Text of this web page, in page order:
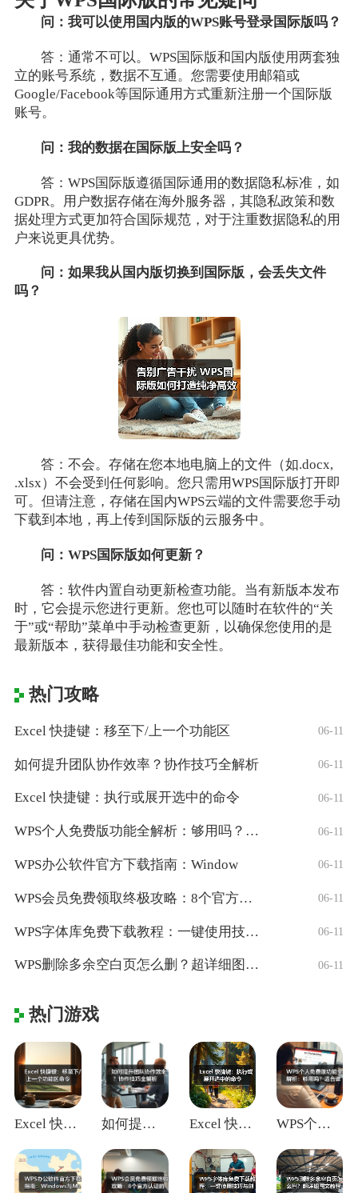
问：我可以使用国内版的WPS账号登录国际版吗？
答：通常不可以。WPS国际版和国内版使用两套独
立的账号系统，数据不互通。您需要使用邮箱或
Google/Facebook等国际通用方式重新注册一个国际版
账号。
问：我的数据在国际版上安全吗？
答：WPS国际版遵循国际通用的数据隐私标准，如
GDPR。用户数据存储在海外服务器，其隐私政策和数
据处理方式更加符合国际规范，对于注重数据隐私的用
户来说更具优势。
问：如果我从国内版切换到国际版，会丢失文件
吗？
答：不会。存储在您本地电脑上的文件（如.docx,
.xlsx）不会受到任何影响。您只需用WPS国际版打开即
可。但请注意，存储在国内WPS云端的文件需要您手动
下载到本地，再上传到国际版的云服务中。
问：WPS国际版如何更新？
答：软件内置自动更新检查功能。当有新版本发布
时，它会提示您进行更新。您也可以随时在软件的“关
于”或“帮助”菜单中手动检查更新，以确保您使用的是
最新版本，获得最佳功能和安全性。
热门攻略
Excel 快捷键：移至下/上一个功能区 06-11
如何提升团队协作效率？协作技巧全解析 06-11
Excel 快捷键：执行或展开选中的命令 06-11
WPS个人免费版功能全解析：够用吗？适合 06-11
WPS办公软件官方下载指南：Window 06-11
WPS会员免费领取终极攻略：8个官方认证 06-11
WPS字体库免费下载教程：一键使用技巧与 06-11
WPS删除多余空白页怎么删？超详细图文教 06-11
热门游戏
Excel 快捷键：移至下/上一个功能区 如何提升团队协作效率？协作技巧全解析 Excel 快捷键：执行或展开选中的命令 WPS个人免费版功能全解析：够用吗？适合